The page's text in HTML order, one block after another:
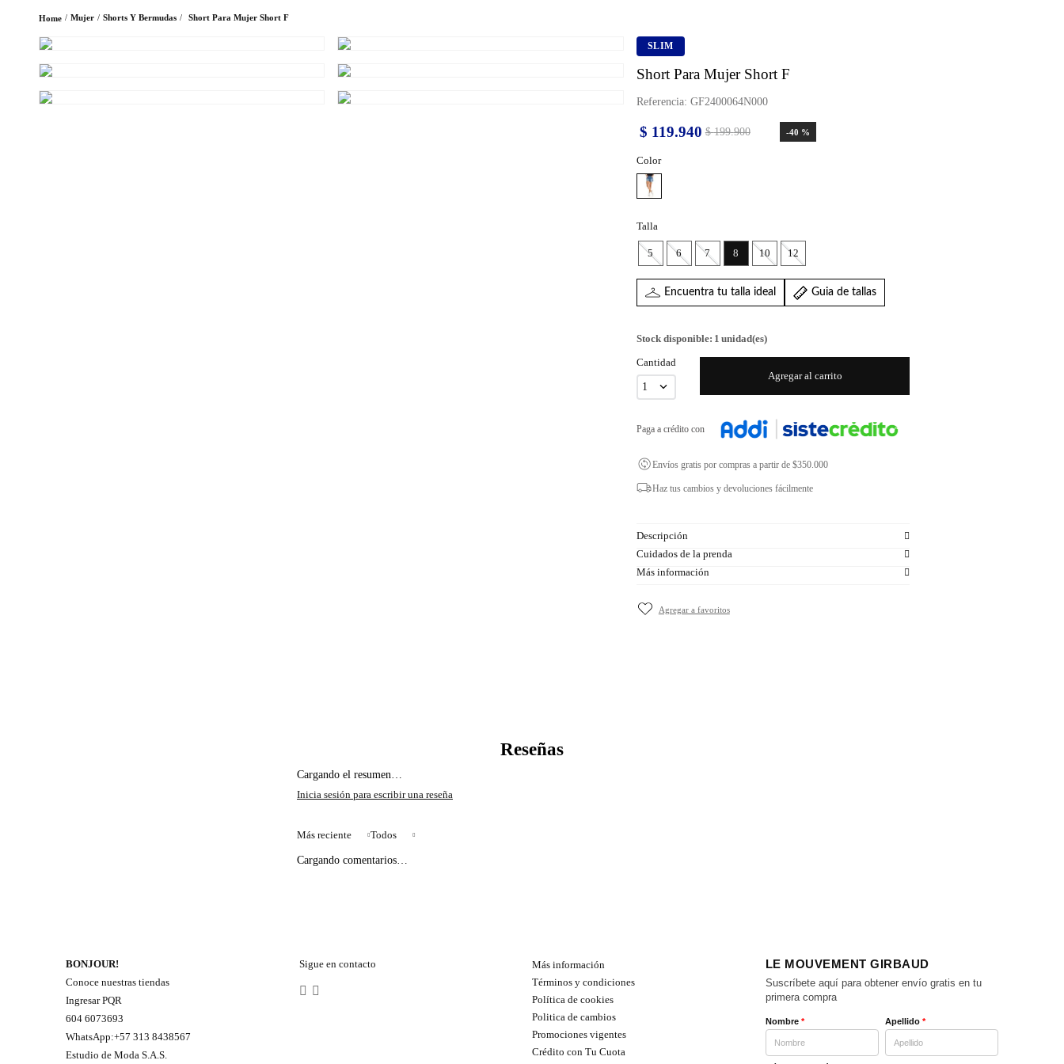
Mujer Shorts Y Bermudas Short Para Mujer Short F
SLIM
Short Para Mujer Short F
Referencia: GF2400064N000
$ 199.900
$ 119.940 -40 %
Color
Talla
5 6 7 8 10 12
Encuentra tu talla ideal Guia de tallas
Stock disponible: 1 unidad(es)
Cantidad
1
Agregar al carrito
Paga a crédito con
Envíos gratis por compras a partir de $350.000
Haz tus cambios y devoluciones fácilmente
Descripción
Cuidados de la prenda
Más información
Cargando el resumen…
Más reciente Todos
Cargando comentarios…
BONJOUR!
Conoce nuestras tiendas
Ingresar PQR
604 6073693
WhatsApp:+57 313 8438567
Estudio de Moda S.A.S.
Sigue en contacto
Más información
Términos y condiciones
Política de cookies
Politica de cambios
Promociones vigentes
Crédito con Tu Cuota
LE MOUVEMENT GIRBAUD
Suscríbete aquí para obtener envío gratis en tu
primera compra
Nombre* Apellido*